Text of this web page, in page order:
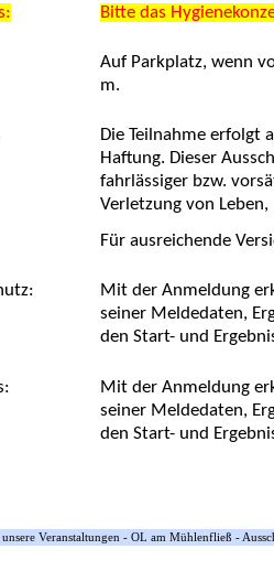
Bitte das
Auf Parkplatz, wenn
m.
Die Teilnahme erfolgt
Haftung. Dieser
fahrlässiger bzw.
Verletzung von
Für ausreichende
Mit der Anmeldung
seiner Meldedaten,
den Start- und
Mit der Anmeldung
seiner Meldedaten,
den Start- und
Veranstaltungen - OL am Mühlenfließ -